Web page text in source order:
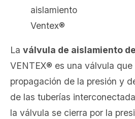
aislamiento
Ventex®
La válvula de aislamiento
VENTEX® es una válvula que
propagación de la presión y
de las tuberías
la válvula se cierra por la